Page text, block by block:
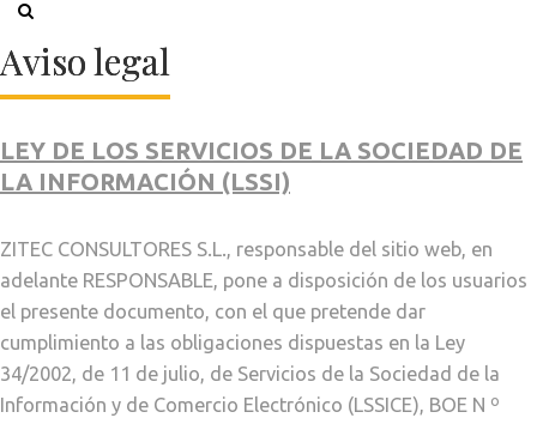
Aviso legal
LEY DE LOS SERVICIOS DE LA SOCIEDAD DE
LA INFORMACIÓN (LSSI)
ZITEC CONSULTORES S.L., responsable del sitio web, en
adelante RESPONSABLE, pone a disposición de los usuarios
el presente documento, con el que pretende dar
cumplimiento a las obligaciones dispuestas en la Ley
34/2002, de 11 de julio, de Servicios de la Sociedad de la
Información y de Comercio Electrónico (LSSICE), BOE N º